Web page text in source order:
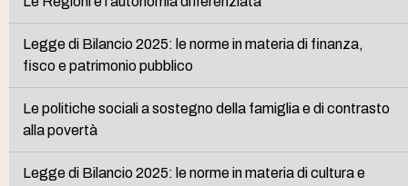
Legge di Bilancio 2025: le norme in materia di finanza,
fisco e patrimonio pubblico
Le politiche sociali a sostegno della famiglia e di contrasto
alla povertà
Legge di Bilancio 2025: le norme in materia di cultura e